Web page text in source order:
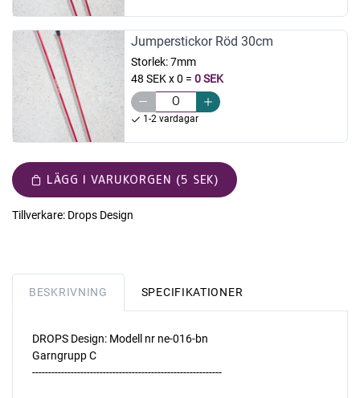
Jumperstickor Röd 30cm
Storlek:7mm
48 SEK x 0 = 0 SEK
1-2 vardagar
LÄGG I VARUKORGEN (5 SEK)
Tillverkare: Drops Design
BESKRIVNING SPECIFIKATIONER
DROPS Design: Modell nr ne-016-bn
Garngrupp C
-----------------------------------------------------------